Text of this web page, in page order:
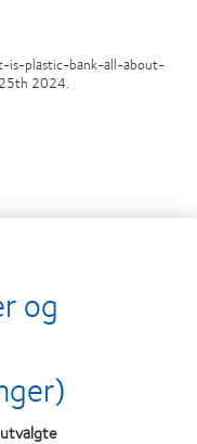
is-plastic-bank-all-about-
2024.
og